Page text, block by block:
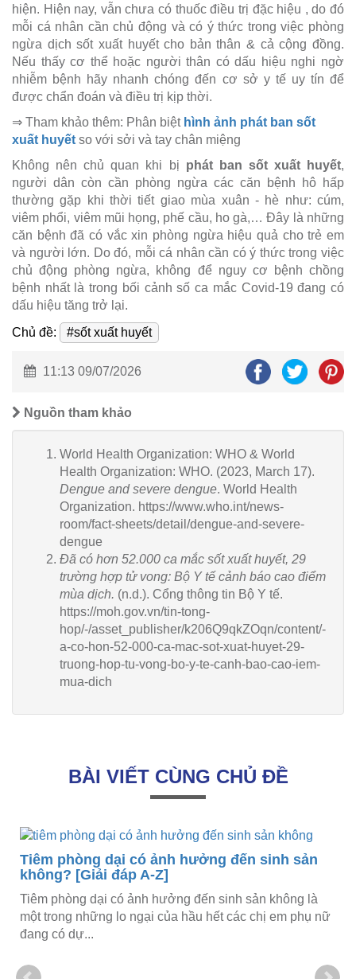
hiện. Hiện nay, vẫn chưa có thuốc điều trị đặc hiệu , do đó
mỗi cá nhân cần chủ động và có ý thức trong việc phòng
ngừa dịch sốt xuất huyết cho bản thân & cả cộng đồng.
Nếu thấy cơ thể hoặc người thân có dấu hiệu nghi ngờ
nhiễm bệnh hãy nhanh chóng đến cơ sở y tế uy tín để
được chẩn đoán và điều trị kịp thời.
⇒ Tham khảo thêm: Phân biệt hình ảnh phát ban sốt
xuất huyết so với sởi và tay chân miệng
Không nên chủ quan khi bị phát ban sốt xuất huyết,
người dân còn cần phòng ngừa các căn bệnh hô hấp
thường gặp khi thời tiết giao mùa xuân - hè như: cúm,
viêm phổi, viêm mũi họng, phế cầu, ho gà,… Đây là những
căn bệnh đã có vắc xin phòng ngừa hiệu quả cho trẻ em
và người lớn. Do đó, mỗi cá nhân cần có ý thức trong việc
chủ động phòng ngừa, không để nguy cơ bệnh chồng
bệnh nhất là trong bối cảnh số ca mắc Covid-19 đang có
dấu hiệu tăng trở lại.
Chủ đề:
#sốt xuất huyết
11:13 09/07/2026
Nguồn tham khảo
World Health Organization: WHO & World
Health Organization: WHO. (2023, March 17).
Dengue and severe dengue. World Health
Organization. https://www.who.int/news-
room/fact-sheets/detail/dengue-and-severe-
dengue
Đã có hơn 52.000 ca mắc sốt xuất huyết, 29
trường hợp tử vong: Bộ Y tế cảnh báo cao điểm
mùa dịch. (n.d.). Cổng thông tin Bộ Y tế.
https://moh.gov.vn/tin-tong-
hop/-/asset_publisher/k206Q9qkZOqn/content/-
a-co-hon-52-000-ca-mac-sot-xuat-huyet-29-
truong-hop-tu-vong-bo-y-te-canh-bao-cao-iem-
mua-dich
BÀI VIẾT CÙNG CHỦ ĐỀ
Tiêm phòng dại có ảnh hưởng đến sinh sản
không? [Giải đáp A-Z]
Tiêm phòng dại có ảnh hưởng đến sinh sản không là
một trong những lo ngại của hầu hết các chị em phụ nữ
đang có dự...